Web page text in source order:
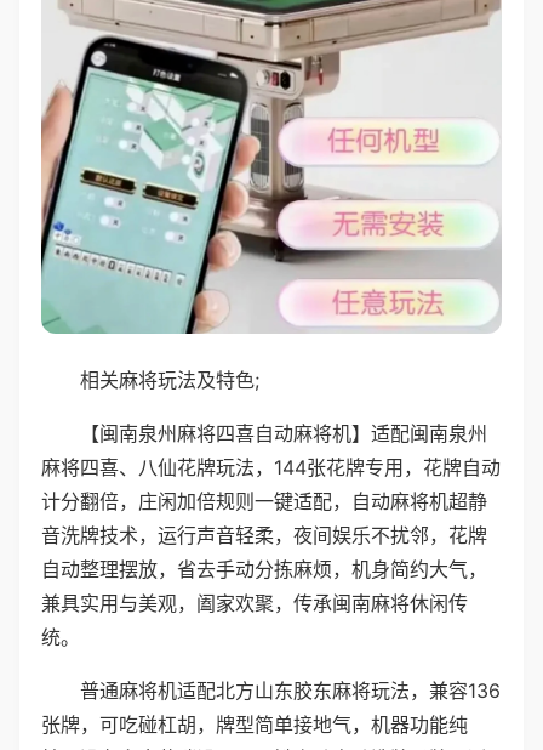
相关麻将玩法及特色;
【闽南泉州麻将四喜自动麻将机】适配闽南泉州
麻将四喜、八仙花牌玩法，144张花牌专用，花牌自动
计分翻倍，庄闲加倍规则一键适配，自动麻将机超静
音洗牌技术，运行声音轻柔，夜间娱乐不扰邻，花牌
自动整理摆放，省去手动分拣麻烦，机身简约大气，
兼具实用与美观，阖家欢聚，传承闽南麻将休闲传
统。
普通麻将机适配北方山东胶东麻将玩法，兼容136
张牌，可吃碰杠胡，牌型简单接地气，机器功能纯